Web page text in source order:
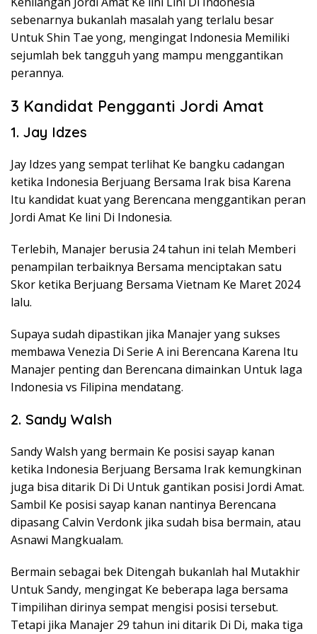
sebenarnya bukanlah masalah yang terlalu besar
Untuk Shin Tae yong, mengingat Indonesia Memiliki
sejumlah bek tangguh yang mampu menggantikan
perannya.
3 Kandidat Pengganti Jordi Amat
1. Jay Idzes
Jay Idzes yang sempat terlihat Ke bangku cadangan
ketika Indonesia Berjuang Bersama Irak bisa Karena
Itu kandidat kuat yang Berencana menggantikan peran
Jordi Amat Ke lini Di Indonesia.
Terlebih, Manajer berusia 24 tahun ini telah Memberi
penampilan terbaiknya Bersama menciptakan satu
Skor ketika Berjuang Bersama Vietnam Ke Maret 2024
lalu.
Supaya sudah dipastikan jika Manajer yang sukses
membawa Venezia Di Serie A ini Berencana Karena Itu
Manajer penting dan Berencana dimainkan Untuk laga
Indonesia vs Filipina mendatang.
2. Sandy Walsh
Sandy Walsh yang bermain Ke posisi sayap kanan
ketika Indonesia Berjuang Bersama Irak kemungkinan
juga bisa ditarik Di Di Untuk gantikan posisi Jordi Amat.
Sambil Ke posisi sayap kanan nantinya Berencana
dipasang Calvin Verdonk jika sudah bisa bermain, atau
Asnawi Mangkualam.
Bermain sebagai bek Ditengah bukanlah hal Mutakhir
Untuk Sandy, mengingat Ke beberapa laga bersama
Timpilihan dirinya sempat mengisi posisi tersebut.
Tetapi jika Manajer 29 tahun ini ditarik Di Di, maka tiga